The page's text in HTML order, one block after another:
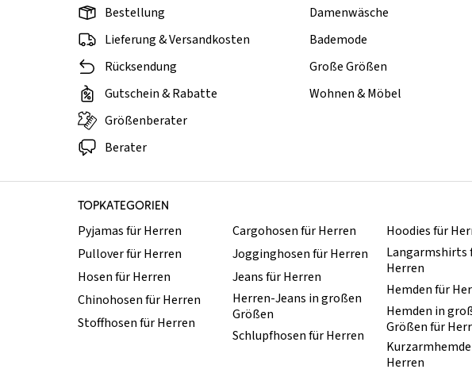
Bestellung
Lieferung & Versandkosten
Rücksendung
Gutschein & Rabatte
Größenberater
Berater
Damenwäsche
Bademode
Große Größen
Wohnen & Möbel
TOPKATEGORIEN
Pyjamas für Herren
Pullover für Herren
Hosen für Herren
Chinohosen für Herren
Stoffhosen für Herren
Cargohosen für Herren
Jogginghosen für Herren
Jeans für Herren
Herren-Jeans in großen
Größen
Schlupfhosen für Herren
Hoodies für
Langarmshirts
Herren
Hemden für
Hemden in
Größen für
Herren